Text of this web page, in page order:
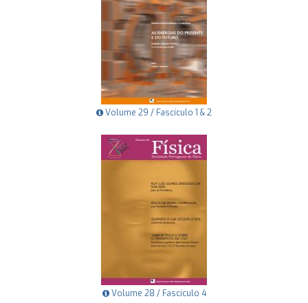
Volume 29 / Fascículo 1 & 2
Volume 28 / Fascículo 4